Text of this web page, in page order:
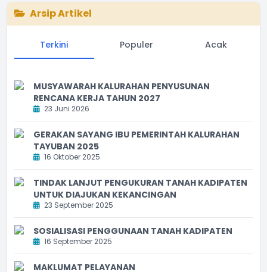
Arsip Artikel
Terkini Populer Acak
MUSYAWARAH KALURAHAN PENYUSUNAN
RENCANA KERJA TAHUN 2027
23 Juni 2026
GERAKAN SAYANG IBU PEMERINTAH KALURAHAN
TAYUBAN 2025
16 Oktober 2025
TINDAK LANJUT PENGUKURAN TANAH KADIPATEN
UNTUK DIAJUKAN KEKANCINGAN
23 September 2025
SOSIALISASI PENGGUNAAN TANAH KADIPATEN
16 September 2025
MAKLUMAT PELAYANAN